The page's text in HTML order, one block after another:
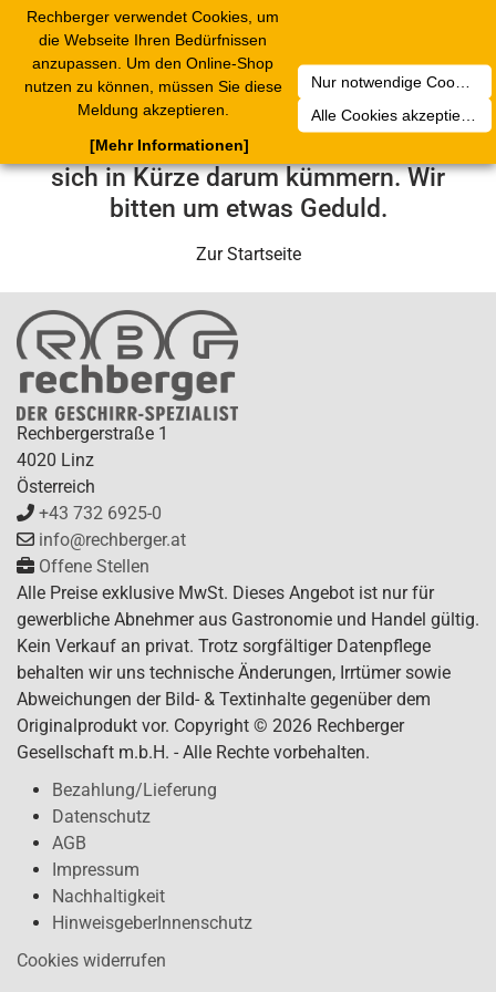
Rechberger verwendet Cookies, um
die Webseite Ihren Bedürfnissen
anzupassen. Um den Online-Shop
nutzen zu können, müssen Sie diese
Meldung akzeptieren.
Nur notwendige Cookies akzeptieren
Alle Cookies akzeptieren
[Mehr Informationen]
Leider ist ein technischer Fehler
aufgetreten. Unser Service-Team wird
sich in Kürze darum kümmern. Wir
bitten um etwas Geduld.
Zur Startseite
Rechbergerstraße 1
4020 Linz
Österreich
+43 732 6925-0
info@rechberger.at
Offene Stellen
Alle Preise exklusive MwSt. Dieses Angebot ist nur für
gewerbliche Abnehmer aus Gastronomie und Handel gültig.
Kein Verkauf an privat. Trotz sorgfältiger Datenpflege
behalten wir uns technische Änderungen, Irrtümer sowie
Abweichungen der Bild- & Textinhalte gegenüber dem
Originalprodukt vor. Copyright © 2026 Rechberger
Gesellschaft m.b.H. - Alle Rechte vorbehalten.
Bezahlung/Lieferung
Datenschutz
AGB
Impressum
Nachhaltigkeit
HinweisgeberInnenschutz
Cookies widerrufen